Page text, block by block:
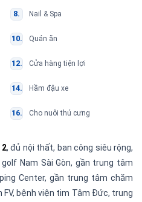
Nail & Spa
Quán ăn
Cửa hàng tiện lợi
Hầm đậu xe
Cho nuôi thú cưng
2, đủ nội thất, ban công siêu rộng,
Nam Sài Gòn, gần trung tâm
Center, gần trung tâm chăm
bệnh viện tim Tâm Đức, trung